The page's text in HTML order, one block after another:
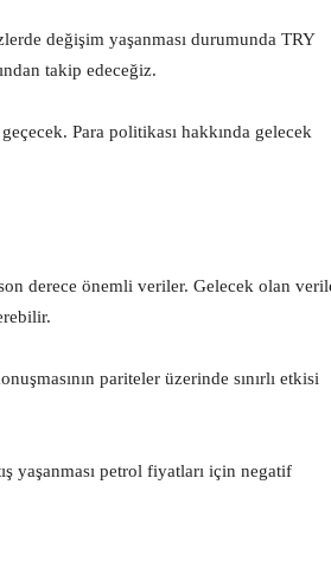
değişim yaşanması durumunda TRY
takip edeceğiz.
Para politikası hakkında gelecek
derece önemli veriler. Gelecek olan
pariteler üzerinde sınırlı etkisi
yaşanması petrol fiyatları için negatif